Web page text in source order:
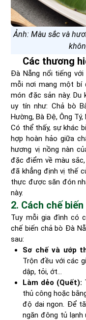
Ảnh: Màu sắc và
Các thương
Đà Nẵng nổi tiếng
mỗi nơi mang một bí
món đặc sản này.
uy tín như: Chả bò
Hường, Bà Đệ, Ông
Có thể thấy, sự khác
hợp hoàn hảo giữa
hương vị nồng nàn
đặc điểm về màu
đã khẳng định vị thế
thực được săn đón
này.
2. Cách chế
Tuy mỗi gia đình có
chế biến chả bò Đà
sau:
Sơ chế và ướp
Trộn đều với các
dập, tỏi, ớt...
Làm dẻo (Quết):
thủ công hoặc
độ dai ngon. Để
ngăn đông tủ